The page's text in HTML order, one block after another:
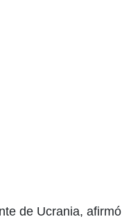
de Ucrania, afirmó